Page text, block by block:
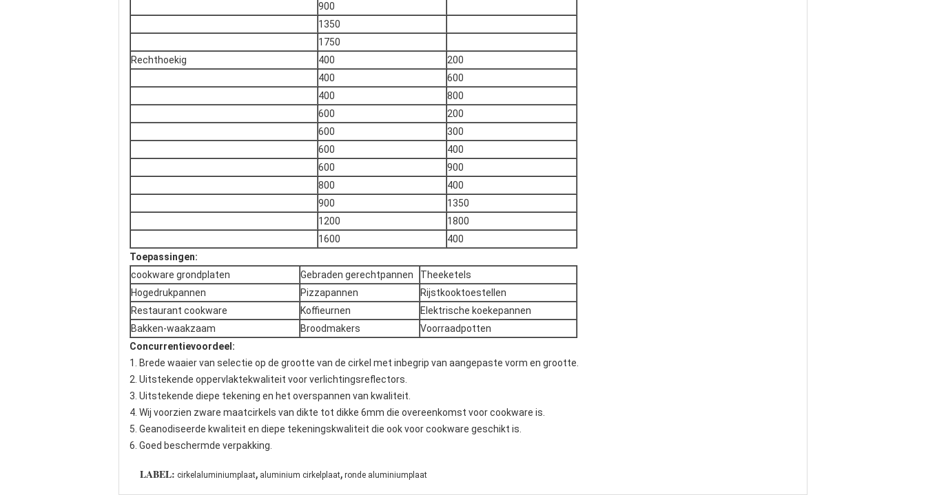
900
1350
1750
Rechthoekig
400
200
400
600
400
800
600
200
600
300
600
400
600
900
800
400
900
1350
1200
1800
1600
400
Toepassingen:
cookware grondplaten
Gebraden gerechtpannen
Theeketels
Hogedrukpannen
Pizzapannen
Rijstkooktoestellen
Restaurant cookware
Koffieurnen
Elektrische koekepannen
Bakken-waakzaam
Broodmakers
Voorraadpotten
Concurrentievoordeel:
1. Brede waaier van selectie op de grootte van de cirkel met inbegrip van aangepaste vorm en grootte.
2. Uitstekende oppervlaktekwaliteit voor verlichtingsreflectors.
3. Uitstekende diepe tekening en het overspannen van kwaliteit.
4. Wij voorzien zware maatcirkels van dikte tot dikke 6mm die overeenkomst voor cookware is.
5. Geanodiseerde kwaliteit en diepe tekeningskwaliteit die ook voor cookware geschikt is.
6. Goed beschermde verpakking.
LABEL: cirkelaluminiumplaat, aluminium cirkelplaat, ronde aluminiumplaat